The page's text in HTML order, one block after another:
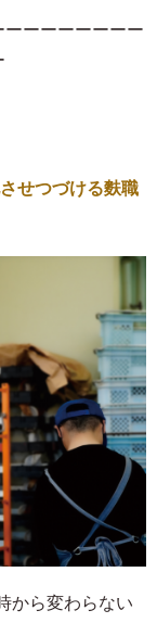
ーーーーーーー
せつづける麩職
から変わらない